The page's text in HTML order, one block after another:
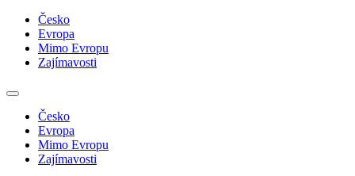
Česko
Evropa
Mimo Evropu
Zajímavosti
Česko
Evropa
Mimo Evropu
Zajímavosti